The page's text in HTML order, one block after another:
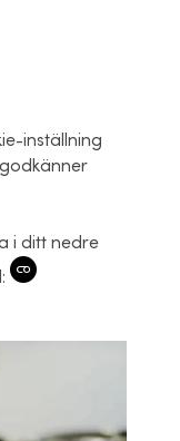
inställning
i ditt nedre